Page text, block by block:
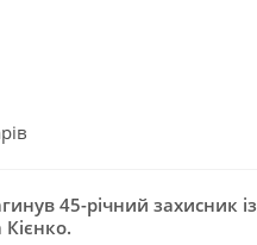
45-річний захисник із